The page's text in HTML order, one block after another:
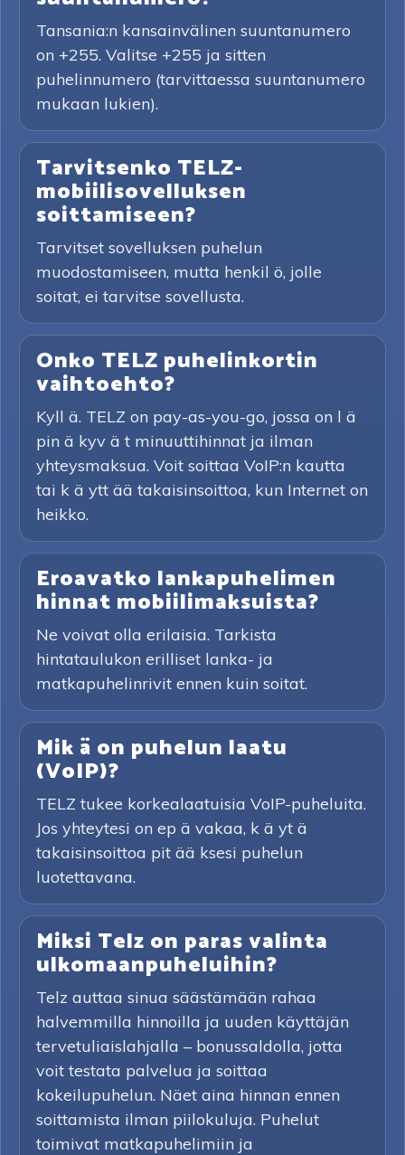
Tansania:n kansainvälinen suuntanumero
on +255. Valitse +255 ja sitten
puhelinnumero (tarvittaessa suuntanumero
mukaan lukien).
Tarvitsenko TELZ-
mobiilisovelluksen
soittamiseen?
Tarvitset sovelluksen puhelun
muodostamiseen, mutta henkil ö, jolle
soitat, ei tarvitse sovellusta.
Onko TELZ puhelinkortin
vaihtoehto?
Kyll ä. TELZ on pay-as-you-go, jossa on l ä
pin ä kyv ä t minuuttihinnat ja ilman
yhteysmaksua. Voit soittaa VoIP:n kautta
tai k ä ytt ää takaisinsoittoa, kun Internet on
heikko.
Eroavatko lankapuhelimen
hinnat mobiilimaksuista?
Ne voivat olla erilaisia. Tarkista
hintataulukon erilliset lanka- ja
matkapuhelinrivit ennen kuin soitat.
Mik ä on puhelun laatu
(VoIP)?
TELZ tukee korkealaatuisia VoIP-puheluita.
Jos yhteytesi on ep ä vakaa, k ä yt ä
takaisinsoittoa pit ää ksesi puhelun
luotettavana.
Miksi Telz on paras valinta
ulkomaanpuheluihin?
Telz auttaa sinua säästämään rahaa
halvemmilla hinnoilla ja uuden käyttäjän
tervetuliaislahjalla – bonussaldolla, jotta
voit testata palvelua ja soittaa
kokeilupuhelun. Näet aina hinnan ennen
soittamista ilman piilokuluja. Puhelut
toimivat matkapuhelimiin ja